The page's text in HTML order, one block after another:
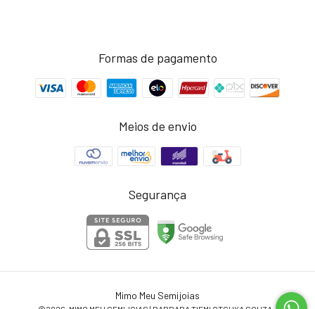
Formas de pagamento
Meios de envio
Segurança
Mimo Meu Semijoias